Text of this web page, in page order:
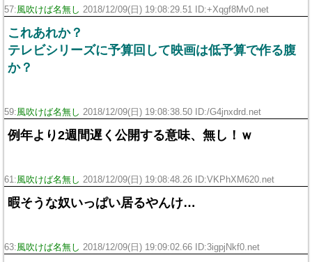
57:風吹けば名無し 2018/12/09(日) 19:08:29.51 ID:+Xqgf8Mv0.net
これあれか？
テレビシリーズに予算回して映画は低予算で作る腹
か？
59:風吹けば名無し 2018/12/09(日) 19:08:38.50 ID:/G4jnxdrd.net
例年より2週間遅く公開する意味、無し！ｗ
61:風吹けば名無し 2018/12/09(日) 19:08:48.26 ID:VKPhXM620.net
暇そうな奴いっぱい居るやんけ…
63:風吹けば名無し 2018/12/09(日) 19:09:02.66 ID:3igpjNkf0.net